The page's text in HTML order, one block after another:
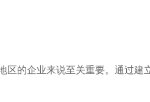
的企业来说至关重要。通过